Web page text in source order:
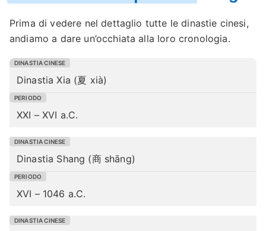
Prima di vedere nel dettaglio tutte le dinastie cinesi,
andiamo a dare un’occhiata alla loro cronologia.
Dinastia Xia (夏 xià)
XXI – XVI a.C.
Dinastia Shang (商 shāng)
XVI – 1046 a.C.